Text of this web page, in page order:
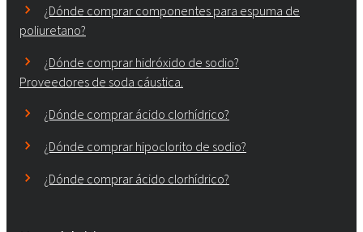
¿Dónde comprar componentes para espuma de
poliuretano?
¿Dónde comprar hidróxido de sodio?
Proveedores de soda cáustica.
¿Dónde comprar ácido clorhídrico?
¿Dónde comprar hipoclorito de sodio?
¿Dónde comprar ácido clorhídrico?